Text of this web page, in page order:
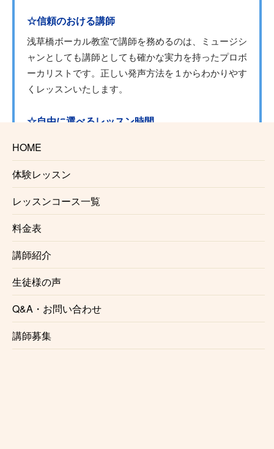
HOME
体験レッスン
レッスンコース一覧
料金表
講師紹介
生徒様の声
Q&A・お問い合わせ
講師募集
☆信頼のおける講師
浅草橋ボーカル教室で講師を務めるのは、ミュージシ
ャンとしても講師としても確かな実力を持ったプロボ
ーカリストです。正しい発声方法を１からわかりやす
くレッスンいたします。
☆自由に選べるレッスン時間
月1回からの自由予約制で、曜日、時間を固定する必
仕事帰り、学校帰りに通う事も可能です。
☆初心者にも優しいレッスン内容
レッスンは個々のレベル、好みに合わせて行います。
レベルが高くてついていけないという事はございませ
んのでご安心ください。
☆プロを目指す方にもおすすめ
プロとして通用する正しい発声法、オリジナリティー
のある声作り、ライブでの見せ方、マイキング、プロ
としての心構え等、プロボーカリストに必要な事はす